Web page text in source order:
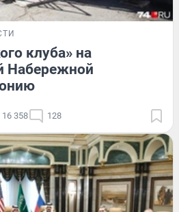
клуба» на
Набережной
16 358 128